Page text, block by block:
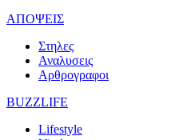
ΑΠΟΨΕΙΣ
Στηλες
Αναλυσεις
Αρθρογραφοι
BUZZLIFE
Lifestyle